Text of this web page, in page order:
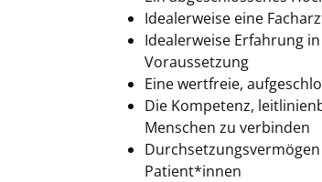
Idealerweise eine
Idealerweise Erfahrung
Voraussetzung
Eine wertfreie,
Die Kompetenz,
Menschen zu verbinden
Patient*innen